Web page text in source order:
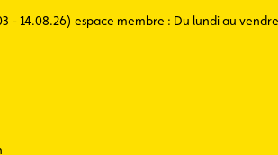
- 14.08.26) espace membre : Du lundi au